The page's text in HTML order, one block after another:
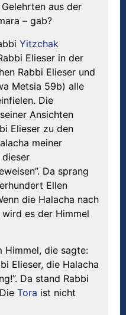
Gelehrten aus der
– gab?
Yitzchak
Elieser in der
Rabbi Elieser und
Metsia 59b) alle
Die
Ansichten
Elieser zu den
meiner
Da sprang
Ellen
die Halacha nach
es der Himmel
Himmel, die sagte:
Elieser, die Halacha
Da stand Rabbi
Tora ist nicht